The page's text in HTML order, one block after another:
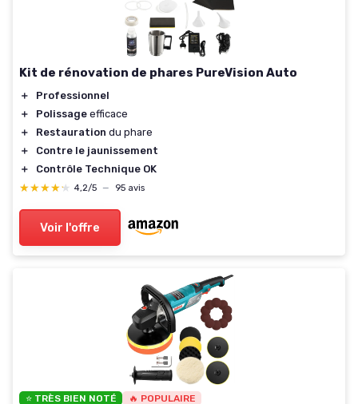
Kit de rénovation de phares PureVision Auto
＋
Professionnel
＋
Polissage efficace
＋
Restauration du phare
＋
Contre le jaunissement
＋
Contrôle Technique OK
★★★★★
★★★★★ 4,2/5 — 95 avis
Voir l'offre
⭐ TRÈS BIEN NOTÉ 🔥 POPULAIRE